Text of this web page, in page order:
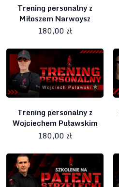
Trening personalny z
Miłoszem Narwoysz
180,00 zł
Trening personalny z
Wojciechem Puławskim
180,00 zł